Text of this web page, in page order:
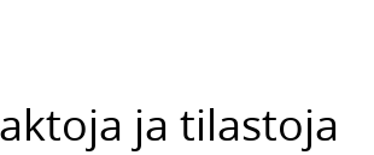
ja tilastoja